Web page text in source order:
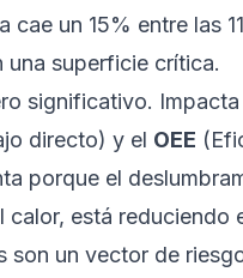
un 15% entre las
una superficie crítica.
significativo.
directo) y el OEE
porque el
está
son un vector de